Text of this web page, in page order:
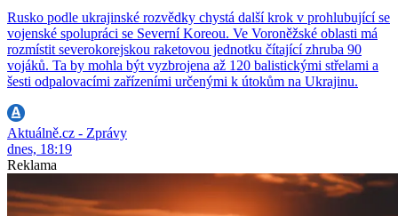
Rusko podle ukrajinské rozvědky chystá další krok v prohlubující se
vojenské spolupráci se Severní Koreou. Ve Voroněžské oblasti má
rozmístit severokorejskou raketovou jednotku čítající zhruba 90
vojáků. Ta by mohla být vyzbrojena až 120 balistickými střelami a
šesti odpalovacími zařízeními určenými k útokům na Ukrajinu.
Aktuálně.cz - Zprávy
dnes, 18:19
Reklama